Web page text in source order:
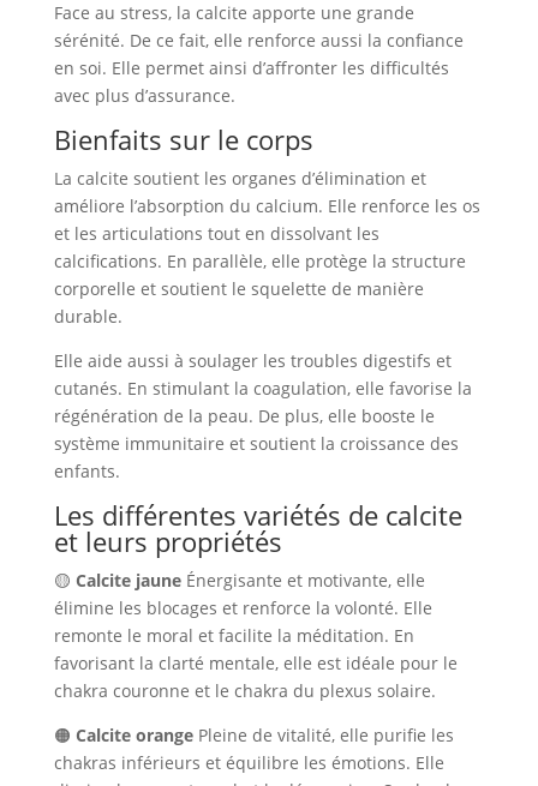
Face au stress, la calcite apporte une grande
sérénité. De ce fait, elle renforce aussi la confiance
en soi. Elle permet ainsi d’affronter les difficultés
avec plus d’assurance.
Bienfaits sur le corps
La calcite soutient les organes d’élimination et
améliore l’absorption du calcium. Elle renforce les os
et les articulations tout en dissolvant les
calcifications. En parallèle, elle protège la structure
corporelle et soutient le squelette de manière
durable.
Elle aide aussi à soulager les troubles digestifs et
cutanés. En stimulant la coagulation, elle favorise la
régénération de la peau. De plus, elle booste le
système immunitaire et soutient la croissance des
enfants.
Les différentes variétés de calcite
et leurs propriétés
🟡 Calcite jauneÉnergisante et motivante, elle
élimine les blocages et renforce la volonté. Elle
remonte le moral et facilite la méditation. En
favorisant la clarté mentale, elle est idéale pour le
chakra couronne et le chakra du plexus solaire.
🟠 Calcite orangePleine de vitalité, elle purifie les
chakras inférieurs et équilibre les émotions. Elle